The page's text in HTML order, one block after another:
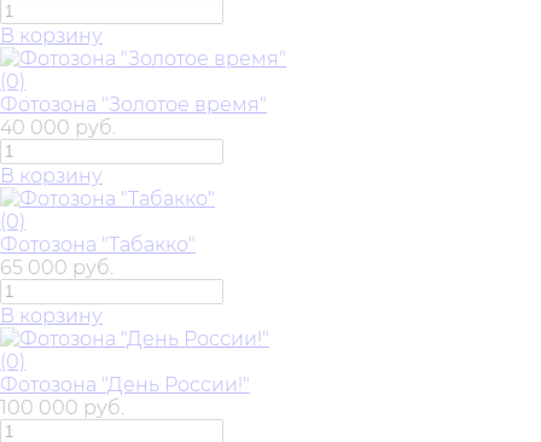
В корзину
(0)
Фотозона "Золотое время"
40 000 руб.
В корзину
(0)
Фотозона "Табакко"
65 000 руб.
В корзину
(0)
Фотозона "День России!"
100 000 руб.